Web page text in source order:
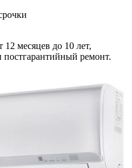
месяцев до 10 лет,
ремонт.